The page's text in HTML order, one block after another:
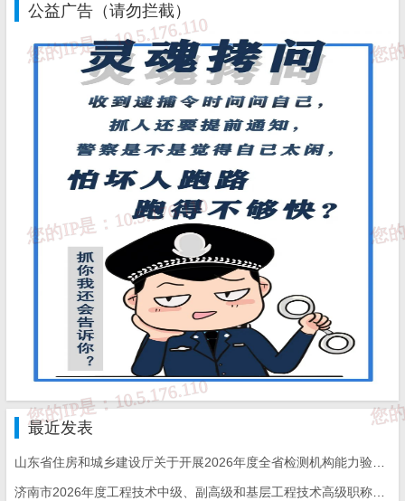
公益广告（请勿拦截）
最近发表